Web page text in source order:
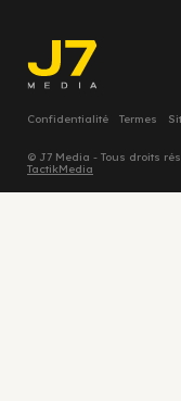
Confidentialité Termes
© J7 Media - Tous droits
TactikMedia